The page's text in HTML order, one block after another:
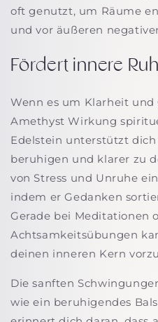
oft genutzt, um Räume
und vor äußeren
Fördert innere
Wenn es um Klarheit und
Amethyst Wirkung
Edelstein unterstützt dich
beruhigen und klarer zu
von Stress und Unruhe
indem er Gedanken
Gerade bei Meditationen
Achtsamkeitsübungen
deinen inneren Kern
Die sanften
wie ein beruhigendes